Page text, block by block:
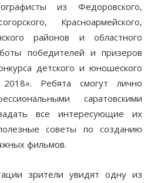
из Федоровского,
Красноармейского,
районов и областного
победителей и призеров
детского и юношеского
2018». Ребята смогут лично
саратовскими
все интересующие их
советы по созданию
фильмов.
зрители увидят одну из